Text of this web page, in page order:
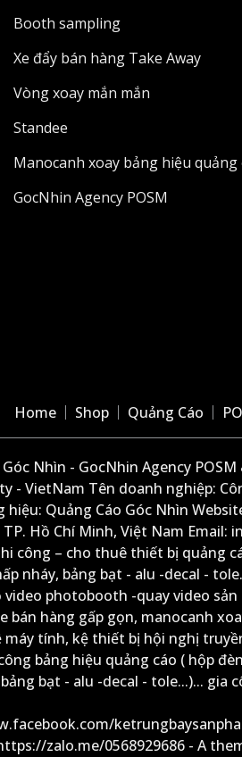
Booth sampling
Xe đẩy bán hàng Take Away
Vòng xoay mắn mắn
Standee
Manocanh xoay bảng hiệu quảng
GocNhin Agency POSM
Home Shop Quảng Cáo
Nhìn - GocNhin Agency
- VietNam Tên doanh nghiệp:
Quảng Cáo Góc Nhìn
Hồ Chí Minh, Việt Nam Email:
công – cho thuê thiết bị quảng
nháy, bảng bạt - alu -decal -
photobooth -quay video
bán hàng gấp gọn, manocanh
tính, kệ thiết bị hội nghị
bảng hiệu quảng cáo ( hộp
bạt - alu -decal - tole...)... gia
zalo.me/0568929686 - A